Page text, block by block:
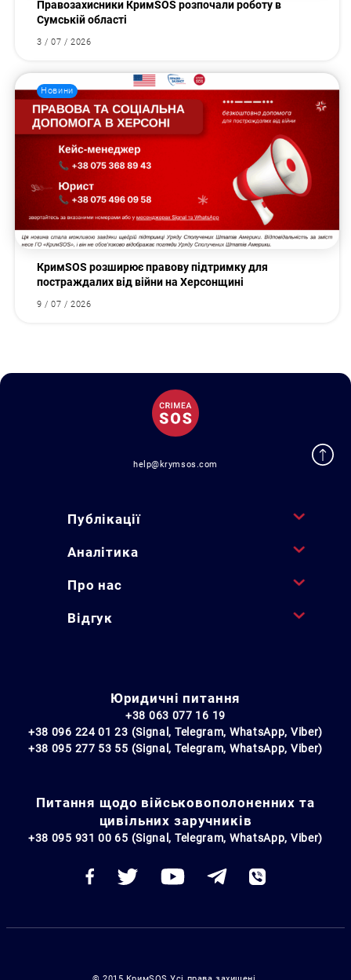
Правозахисники КримSOS розпочали роботу в
Сумській області
3 / 07 / 2026
Новини
КримSOS розширює правову підтримку для
постраждалих від війни на Херсонщині
9 / 07 / 2026
help@krymsos.com
Публікації
Аналітика
Про нас
Відгук
Юридичні питання
+38 063 077 16 19
+38 096 224 01 23 (Signal, Telegram, WhatsApp, Viber)
+38 095 277 53 55 (Signal, Telegram, WhatsApp, Viber)
Питання щодо військовополоненних та
цивільних заручників
+38 095 931 00 65 (Signal, Telegram, WhatsApp, Viber)